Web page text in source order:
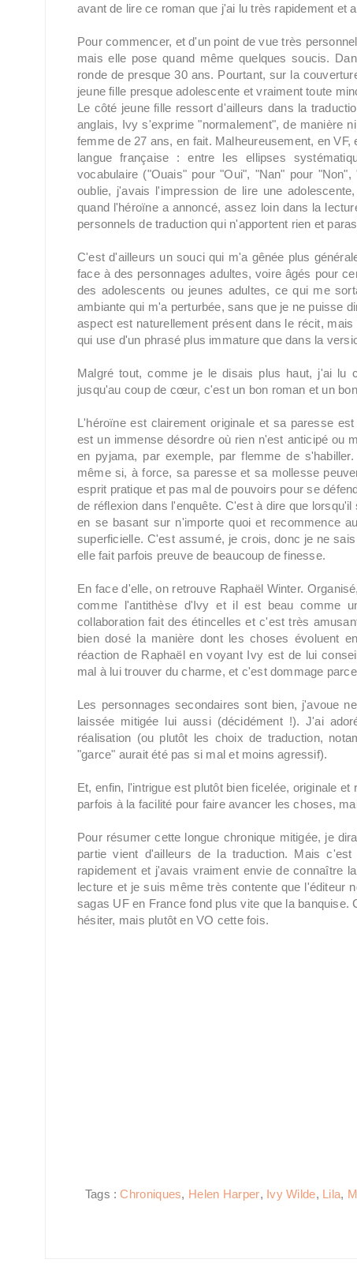
avant de lire ce roman que j'ai lu très rapidement et
Pour commencer, et d'un point de vue très
mais elle pose quand même quelques soucis.
ronde de presque 30 ans. Pourtant, sur la
jeune fille presque adolescente et vraiment toute
Le côté jeune fille ressort d'ailleurs dans la
anglais, Ivy s'exprime "normalement", de manière
femme de 27 ans, en fait. Malheureusement, en
langue française : entre les ellipses
vocabulaire ("Ouais" pour "Oui", "Nan" pour
oublie, j'avais l'impression de lire une
quand l'héroïne a annoncé, assez loin dans la
personnels de traduction qui n'apportent rien et
C'est d'ailleurs un souci qui m'a gênée plus
face à des personnages adultes, voire âgés pour
des adolescents ou jeunes adultes, ce qui me
ambiante qui m'a perturbée, sans que je ne puisse
aspect est naturellement présent dans le récit,
qui use d'un phrasé plus immature que dans la
Malgré tout, comme je le disais plus haut, j'ai lu
jusqu'au coup de cœur, c'est un bon roman et un
L'héroïne est clairement originale et sa paresse
est un immense désordre où rien n'est anticipé ou
en pyjama, par exemple, par flemme de
même si, à force, sa paresse et sa mollesse
esprit pratique et pas mal de pouvoirs pour se
de réflexion dans l'enquête. C'est à dire que
en se basant sur n'importe quoi et recommence
superficielle. C'est assumé, je crois, donc je ne
elle fait parfois preuve de beaucoup de finesse.
En face d'elle, on retrouve Raphaël Winter.
comme l'antithèse d'Ivy et il est beau comme
collaboration fait des étincelles et c'est très
bien dosé la manière dont les choses évoluent
réaction de Raphaël en voyant Ivy est de lui
mal à lui trouver du charme, et c'est dommage
Les personnages secondaires sont bien, j'avoue
laissée mitigée lui aussi (décidément !). J'ai
réalisation (ou plutôt les choix de traduction,
"garce" aurait été pas si mal et moins agressif).
Et, enfin, l'intrigue est plutôt bien ficelée, originale
parfois à la facilité pour faire avancer les choses,
Pour résumer cette longue chronique mitigée, je
partie vient d'ailleurs de la traduction. Mais
rapidement et j'avais vraiment envie de connaître
lecture et je suis même très contente que l'éditeur
sagas UF en France fond plus vite que la
hésiter, mais plutôt en VO cette fois.
Tags :Chroniques, Helen Harper, Ivy Wilde, Lila,